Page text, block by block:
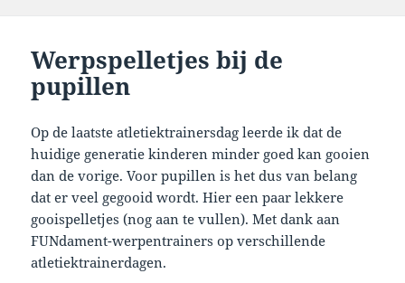
Werpspelletjes bij de
pupillen
Op de laatste atletiektrainersdag leerde ik dat de
huidige generatie kinderen minder goed kan gooien
dan de vorige. Voor pupillen is het dus van belang
dat er veel gegooid wordt. Hier een paar lekkere
gooispelletjes (nog aan te vullen). Met dank aan
FUNdament-werpentrainers op verschillende
atletiektrainerdagen.